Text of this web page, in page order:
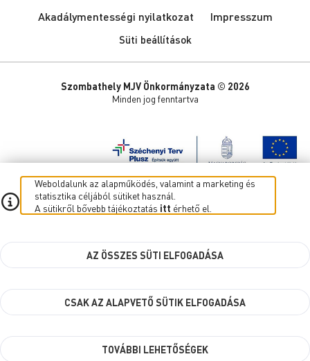
Akadálymentességi nyilatkozat
Impresszum
Süti beállítások
Szombathely MJV Önkormányzata © 2026
Minden jog fenntartva
Weboldalunk az alapműködés, valamint a marketing és
statisztika céljából sütiket használ.
A sütikről bővebb tájékoztatás itt érhető el.
AZ ÖSSZES SÜTI ELFOGADÁSA
CSAK AZ ALAPVETŐ SÜTIK ELFOGADÁSA
TOVÁBBI LEHETŐSÉGEK